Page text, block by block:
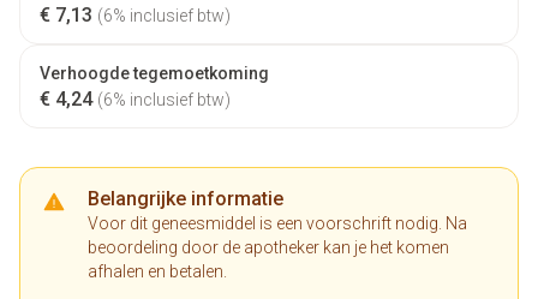
€ 7,13 (6% inclusief btw)
Verhoogde tegemoetkoming
€ 4,24 (6% inclusief btw)
Belangrijke informatie
Voor dit geneesmiddel is een voorschrift nodig. Na
beoordeling door de apotheker kan je het komen
afhalen en betalen.